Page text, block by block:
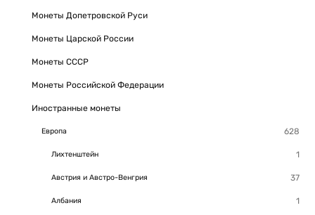
Монеты Допетровской Руси
Монеты Царской России
Монеты СССР
Монеты Российской Федерации
Иностранные монеты
Европа
Лихтенштейн
Австрия и Австро-Венгрия
Албания